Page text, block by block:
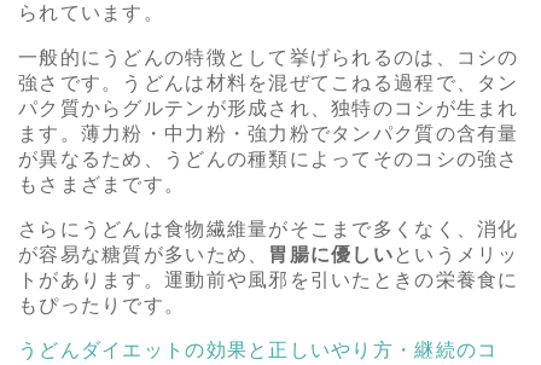
られています。
一般的にうどんの特徴として挙げられるのは、コシの
強さです。うどんは材料を混ぜてこねる過程で、タン
パク質からグルテンが形成され、独特のコシが生まれ
ます。薄力粉・中力粉・強力粉でタンパク質の含有量
が異なるため、うどんの種類によってそのコシの強さ
もさまざまです。
さらにうどんは食物繊維量がそこまで多くなく、消化
が容易な糖質が多いため、 胃腸に優しい というメリッ
トがあります。運動前や風邪を引いたときの栄養食に
もぴったりです。
うどんダイエットの効果と正しいやり方・継続のコ